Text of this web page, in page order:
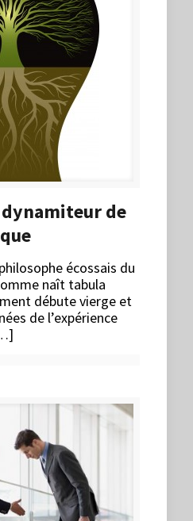
de
écossais du
naît tabula
débute vierge et
de l’expérience